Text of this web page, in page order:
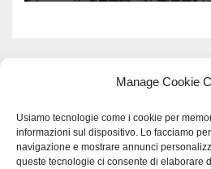
Manage Cookie
Usiamo tecnologie come i cookie per
informazioni sul dispositivo. Lo facciamo
navigazione e mostrare annunci
queste tecnologie ci consente di elaborare